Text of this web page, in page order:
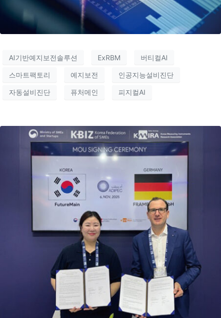
AI기반예지보전솔루션 ExRBM 버티컬AI
스마트팩토리 예지보전 인공지능설비진단
자동설비진단 퓨처메인 피지컬AI